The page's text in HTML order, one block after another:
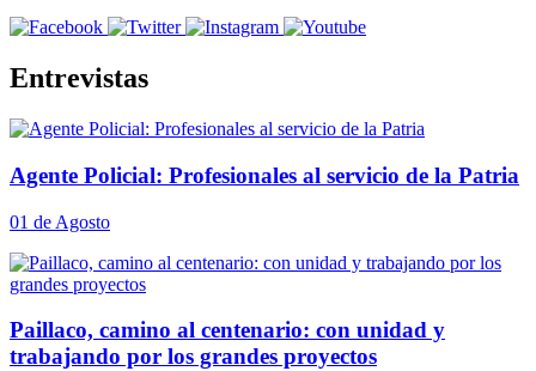
Entrevistas
Agente Policial: Profesionales al servicio de la Patria
01 de Agosto
Paillaco, camino al centenario: con unidad y
trabajando por los grandes proyectos